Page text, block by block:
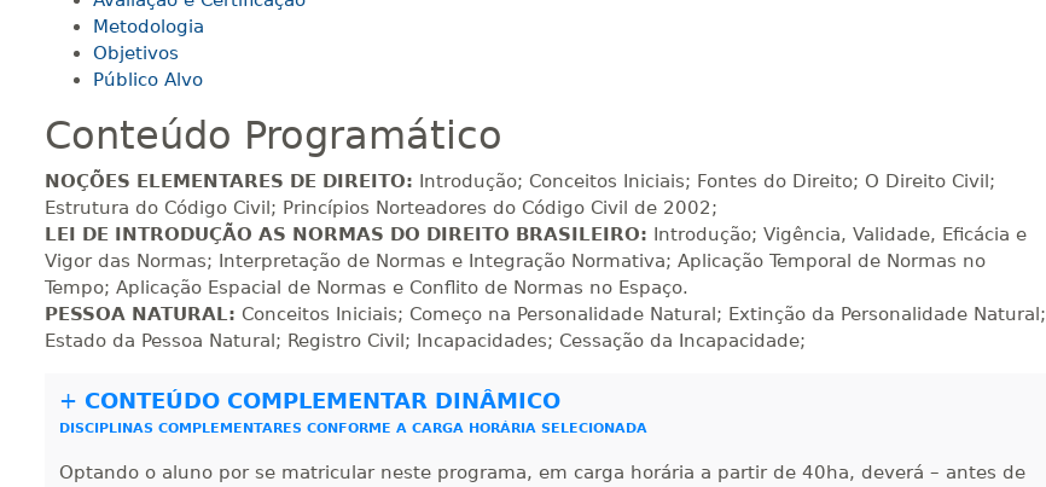
140 H 18
160 H 20dias 60dias
180 H 23dias 90dias Visualizar Visualizar
ELETRÔNICO
R$ 892,23
200 H 25dias 90dias Visualizar Visualizar
ELETRÔNICO
R$ 991,36
220 H 28dias 90 dias Visualizar
Metodologia
Objetivos
Público Alvo
Conteúdo Programático
NOÇÕES ELEMENTARES DE DIREITO: Introdução; Conceitos Iniciais; Fontes do Direito; O Direito Civil;
Estrutura do Código Civil; Princípios Norteadores do Código Civil de 2002;
LEI DE INTRODUÇÃO AS NORMAS DO DIREITO BRASILEIRO: Introdução; Vigência, Validade, Eficácia e
Vigor das Normas; Interpretação de Normas e Integração Normativa; Aplicação Temporal de Normas no
Tempo; Aplicação Espacial de Normas e Conflito de Normas no Espaço.
PESSOA NATURAL: Conceitos Iniciais; Começo na Personalidade Natural; Extinção da Personalidade Natural;
Estado da Pessoa Natural; Registro Civil; Incapacidades; Cessação da Incapacidade;
+ CONTEÚDO COMPLEMENTAR DINÂMICO
DISCIPLINAS COMPLEMENTARES CONFORME A CARGA HORÁRIA SELECIONADA
Optando o aluno por se matricular neste programa, em carga horária a partir de 40ha, deverá – antes de